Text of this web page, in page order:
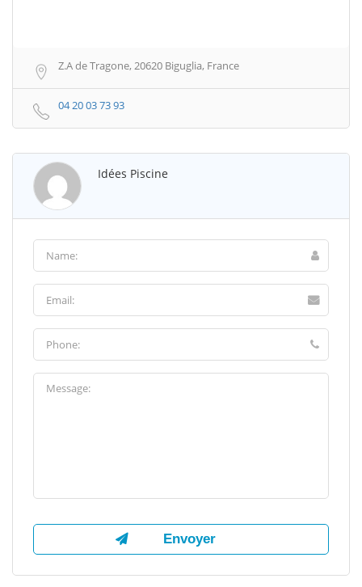
Z.A de Tragone, 20620 Biguglia, France
04 20 03 73 93
Idées Piscine